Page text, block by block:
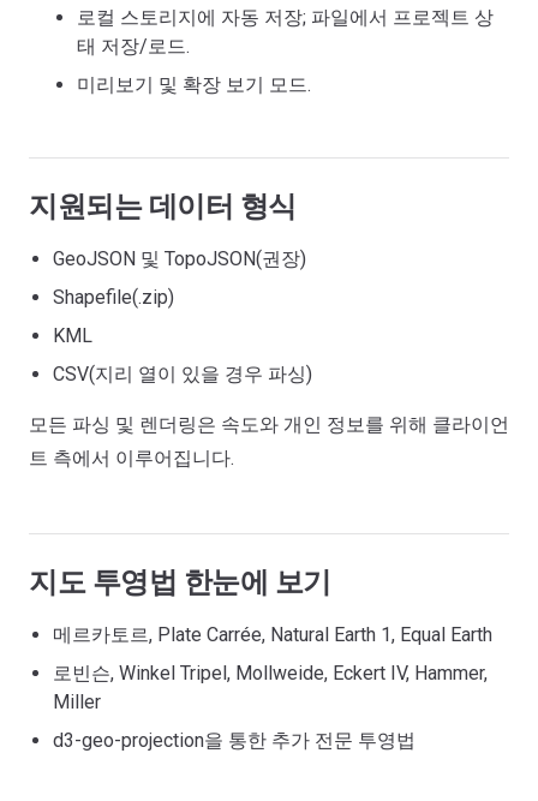
로컬 스토리지에 자동 저장; 파일에서 프로젝트 상
태 저장/로드.
미리보기 및 확장 보기 모드.
지원되는 데이터 형식
GeoJSON 및 TopoJSON(권장)
Shapefile(.zip)
KML
CSV(지리 열이 있을 경우 파싱)
모든 파싱 및 렌더링은 속도와 개인 정보를 위해 클라이언
트 측에서 이루어집니다.
지도 투영법 한눈에 보기
메르카토르, Plate Carrée, Natural Earth 1, Equal Earth
로빈슨, Winkel Tripel, Mollweide, Eckert IV, Hammer,
Miller
d3-geo-projection을 통한 추가 전문 투영법